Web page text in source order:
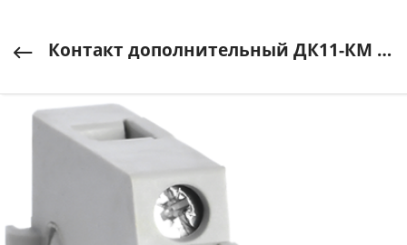
Контакт дополнительный ДК11-КМ 1НО+1HЗ KARAT IEK (ИЭК) арт. MKK00D-DK-11